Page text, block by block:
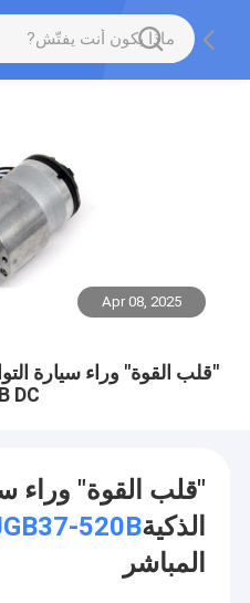
Apr 08, 2025
DC
"قلب القوة" وراء
الذكية520B
المباشر